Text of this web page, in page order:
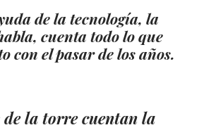
de la tecnología, la
cuenta todo lo que
con el pasar de los años.
de la torre cuentan la